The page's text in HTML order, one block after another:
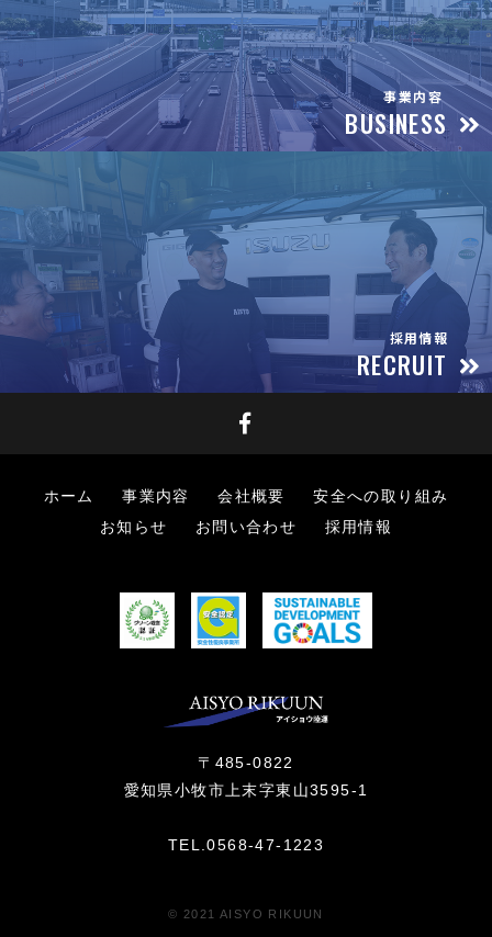
事業内容
BUSINESS
採用情報
RECRUIT
ホーム 事業内容 会社概要
安全への取り組み
お知らせ
お問い合わせ 採用情報
〒485-0822
愛知県小牧市上末字東山3595-1
TEL.0568-47-1223
© 2021 AISYO RIKUUN